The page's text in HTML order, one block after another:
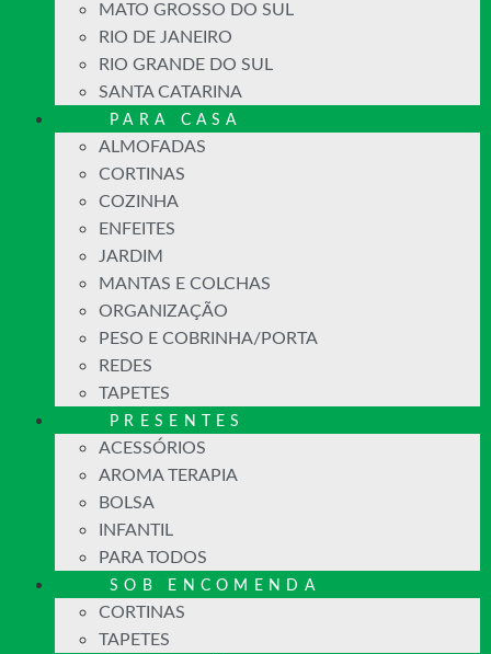
MATO GROSSO DO SUL
RIO DE JANEIRO
RIO GRANDE DO SUL
SANTA CATARINA
PARA CASA
ALMOFADAS
CORTINAS
COZINHA
ENFEITES
JARDIM
MANTAS E COLCHAS
ORGANIZAÇÃO
PESO E COBRINHA/PORTA
REDES
TAPETES
PRESENTES
ACESSÓRIOS
AROMA TERAPIA
BOLSA
INFANTIL
PARA TODOS
SOB ENCOMENDA
CORTINAS
TAPETES